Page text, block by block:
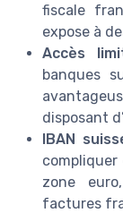
fiscale
expose à
Accès
banques
disposant
IBAN
compliquer
zone
factures